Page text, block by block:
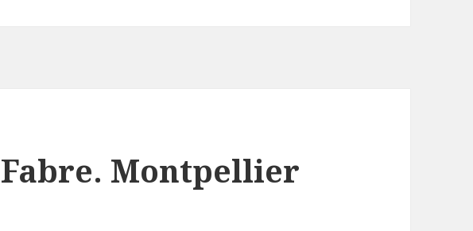
Montpellier